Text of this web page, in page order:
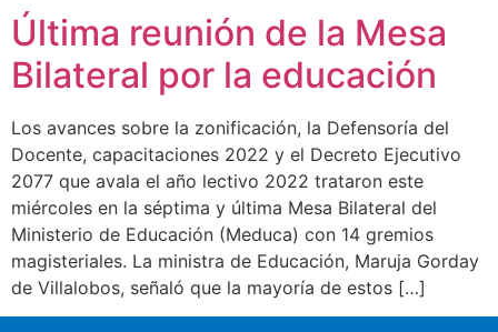
Última reunión de la Mesa
Bilateral por la educación
Los avances sobre la zonificación, la Defensoría del
Docente, capacitaciones 2022 y el Decreto Ejecutivo
2077 que avala el año lectivo 2022 trataron este
miércoles en la séptima y última Mesa Bilateral del
Ministerio de Educación (Meduca) con 14 gremios
magisteriales. La ministra de Educación, Maruja Gorday
de Villalobos, señaló que la mayoría de estos […]